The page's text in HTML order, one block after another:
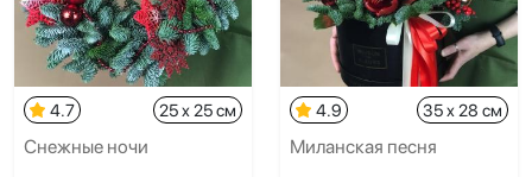
4.7 25 x 25 см
Снежные ночи
4.9 35 x 28 см
Миланская песня